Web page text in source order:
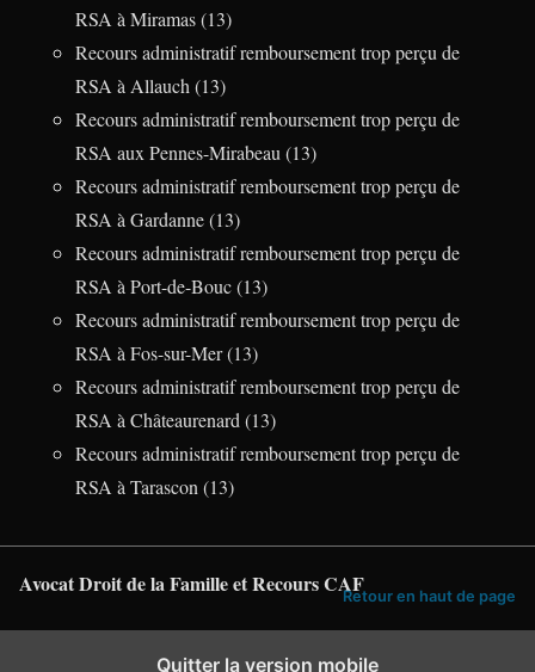
RSA à Miramas (13)
Recours administratif remboursement trop perçu de
RSA à Allauch (13)
Recours administratif remboursement trop perçu de
RSA aux Pennes-Mirabeau (13)
Recours administratif remboursement trop perçu de
RSA à Gardanne (13)
Recours administratif remboursement trop perçu de
RSA à Port-de-Bouc (13)
Recours administratif remboursement trop perçu de
RSA à Fos-sur-Mer (13)
Recours administratif remboursement trop perçu de
RSA à Châteaurenard (13)
Recours administratif remboursement trop perçu de
RSA à Tarascon (13)
Avocat Droit de la Famille et Recours CAFRetour en haut de page
Quitter la version mobile